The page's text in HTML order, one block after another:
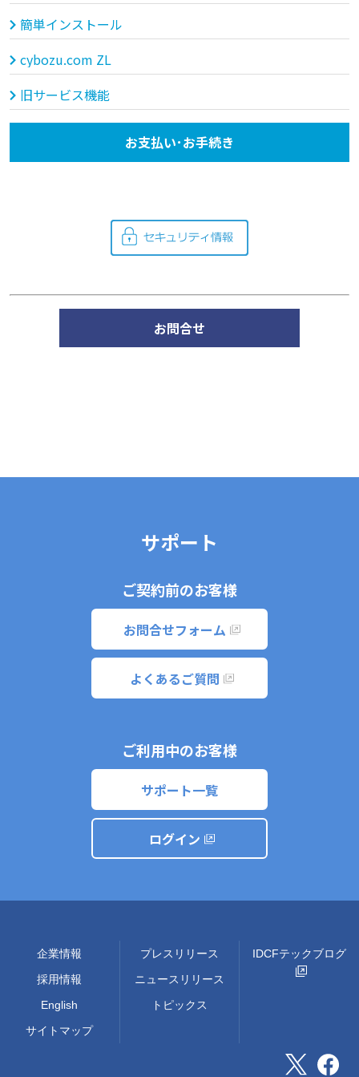
簡単インストール
cybozu.com ZL
旧サービス機能
お支払い･お手続き
お問合せ
サポート
ご契約前のお客様
お問合せフォーム
よくあるご質問
ご利用中のお客様
サポート一覧
ログイン
企業情報
採用情報
English
サイトマップ
プレスリリース
ニュースリリース
トピックス
IDCFテックブログ